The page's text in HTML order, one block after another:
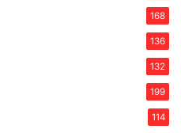
168
136
132
199
114